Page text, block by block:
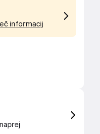
informacij
naprej